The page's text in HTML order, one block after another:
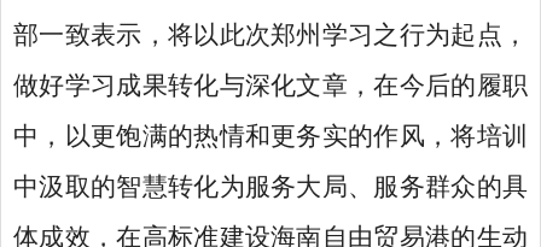
部一致表示，将以此次郑州学习之行为起点，
做好学习成果转化与深化文章，在今后的履职
中，以更饱满的热情和更务实的作风，将培训
中汲取的智慧转化为服务大局、服务群众的具
体成效，在高标准建设海南自由贸易港的生动